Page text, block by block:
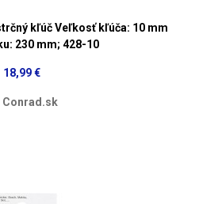
kľúč Veľkosť kľúča: 10 mm
230 mm; 428-10
18,99 €
Conrad.sk